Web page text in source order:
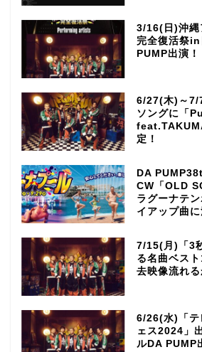
3/16(日)沖縄
完全復活祭
PUMP出演！
6/27(木)～7/
ソングに「
定！
DA
CW「OLD
ラグーナテ
イアップ曲に
7/15(月)「3
る名曲ベス
去映像流れる
6/26(水)「テ
ェス2024」
ルDA PUMP